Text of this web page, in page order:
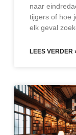
naar
tijgers of hoe
elk geval
LEES VERDER